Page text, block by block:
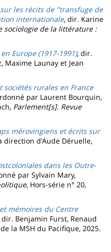
les récits de "transfuge de
internationale, dir. Karine
sociologie de la littérature :
Europe (1917-1991), dir.
Maxime Launay et Jean
sociétés rurales en France
par Laurent Bourquin,
Parlement[s]. Revue
mérovingiens et écrits sur
direction d'Aude Déruelle,
dans les Outre-
par Sylvain Mary,
, Hors-série n° 20,
mémoires du Centre
dir. Benjamin Furst, Renaud
la MSH du Pacifique, 2025.